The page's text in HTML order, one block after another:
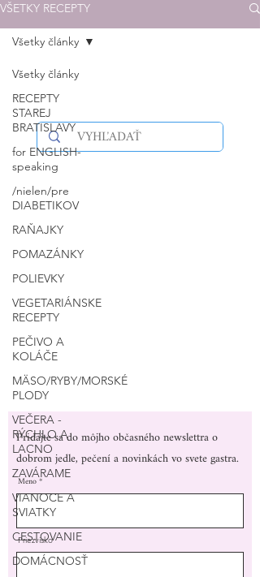
VŠETKY RECEPTY
Všetky články
RECEPTY
STAREJ
BRATISLAVY
for ENGLISH-
speaking
/nielen/pre
DIABETIKOV
RAŇAJKY
POMAZÁNKY
POLIEVKY
VEGETARIÁNSKE
RECEPTY
PEČIVO A
KOLÁČE
MÄSO/RYBY/MORSKÉ
PLODY
VEČERA -
RÝCHLO A
LACNO
ZAVÁRAME
VIANOCE A
SVIATKY
CESTOVANIE
DOMÁCNOSŤ
Všetky články
Pridajte sa do môjho občasného newslettra o
dobrom jedle, pečení a novinkách vo svete gastra.
Meno
Priezvisko